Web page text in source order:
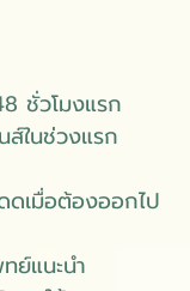
ชั่วโมงแรก
ส์ในช่วงแรก
ดเมื่อต้องออกไป
ย์แนะนำ